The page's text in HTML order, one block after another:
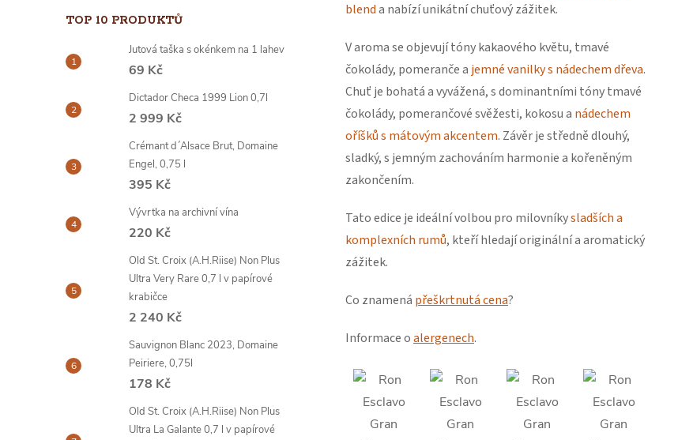
TOP 10 PRODUKTŮ
Jutová taška s okénkem na 1 lahev
69 Kč
Dictador Checa 1999 Lion 0,7l
2 999 Kč
Crémant d´Alsace Brut, Domaine
Engel, 0,75 l
395 Kč
Vývrtka na archivní vína
220 Kč
Old St. Croix (A.H.Riise) Non Plus
Ultra Very Rare 0,7 l v papírové
krabičce
2 240 Kč
Sauvignon Blanc 2023, Domaine
Peiriere, 0,75l
178 Kč
Old St. Croix (A.H.Riise) Non Plus
Ultra La Galante 0,7 l v papírové
blenda nabízí unikátní chuťový zážitek.
V aroma se objevují tóny kakaového květu, tmavé
čokolády, pomeranče a jemné vanilky s nádechem dřeva.
Chuť je bohatá a vyvážená, s dominantními tóny tmavé
čokolády, pomerančové svěžesti, kokosu a nádechem
oříšků s mátovým akcentem. Závěr je středně dlouhý,
sladký, s jemným zachováním harmonie a kořeněným
zakončením.
Tato edice je ideální volbou pro milovníkysladších a
komplexních rumů, kteří hledají originální a aromatický
zážitek.
Co znamená přeškrtnutá cena?
Informace oalergenech.